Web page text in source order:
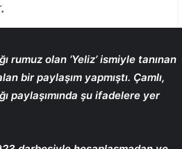
rumuz olan ‘Yeliz’ ismiyle tanınan
bir paylaşım yapmıştı. Çamlı,
paylaşımında şu ifadelere yer